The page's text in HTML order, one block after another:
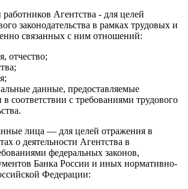
Агентства - для целей
законодательства в рамках трудовых и
связанных с ним отношений:
отчество;
данные, предоставляемые
соответствии с требованиями трудового
лица — для целей отражения в
о деятельности Агентства в
федеральных законов,
Банка России и иных нормативно-
Федерации: